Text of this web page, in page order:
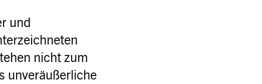
und
nicht zum
unveräußerliche